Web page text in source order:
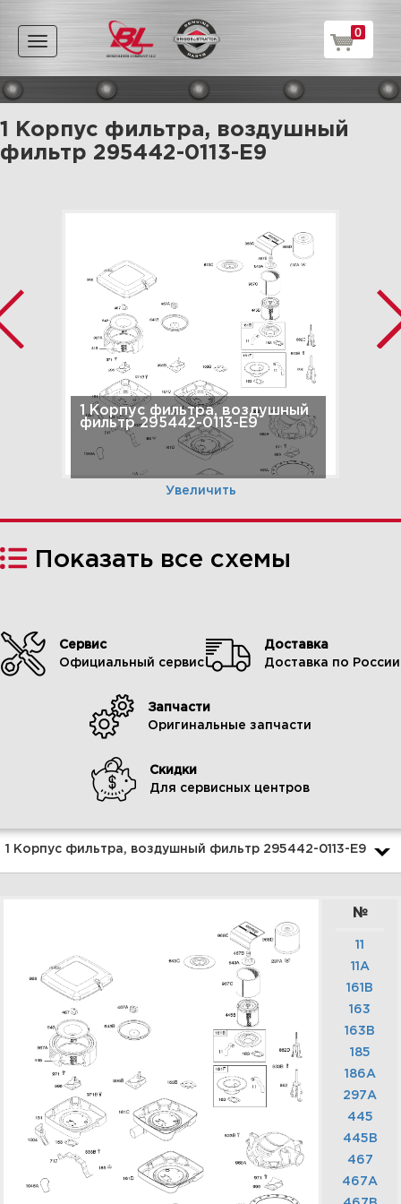
Toggle
navigation
0
1 Корпус фильтра, воздушный
фильтр 295442-0113-E9
1 Корпус фильтра, воздушный
фильтр 295442-0113-E9
Увеличить
2 Воздушные направляющие,
задняя пластина 295442-0113-
3 Генератор, зажигание
295442-0113-E9
Увеличить
Показать все схемы
Сервис
Официальный сервис
Доставка
Доставка по России
Запчасти
Оригинальные запчасти
Скидки
Для сервисных центров
1 Корпус фильтра, воздушный фильтр 295442-0113-E9
№
11
11A
161B
163
163B
185
186A
297A
445
445B
467
467A